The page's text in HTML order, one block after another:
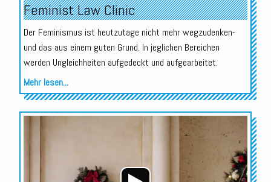
Feminist Law Clinic
Der Feminismus ist heutzutage nicht mehr wegzudenken-
und das aus einem guten Grund. In jeglichen Bereichen
werden Ungleichheiten aufgedeckt und aufgearbeitet.
Mehr lesen...
Audio-
Player